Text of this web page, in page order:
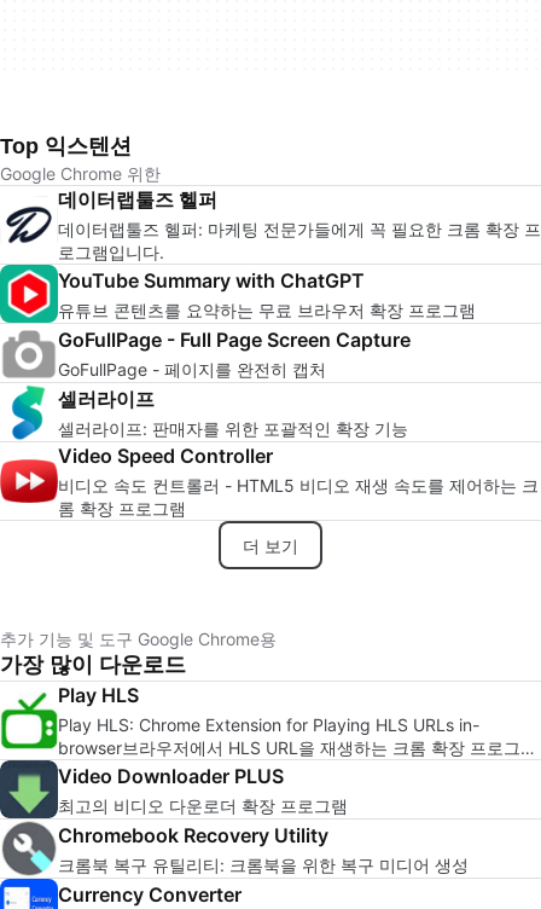
Top 익스텐션
Google Chrome 위한
데이터랩툴즈 헬퍼
데이터랩툴즈 헬퍼: 마케팅 전문가들에게 꼭 필요한 크롬 확장 프
로그램입니다.
YouTube Summary with ChatGPT
유튜브 콘텐츠를 요약하는 무료 브라우저 확장 프로그램
GoFullPage - Full Page Screen Capture
GoFullPage - 페이지를 완전히 캡처
셀러라이프
셀러라이프: 판매자를 위한 포괄적인 확장 기능
Video Speed Controller
비디오 속도 컨트롤러 - HTML5 비디오 재생 속도를 제어하는 크
롬 확장 프로그램
더 보기
추가 기능 및 도구 Google Chrome용
가장 많이 다운로드
Play HLS
Play HLS: Chrome Extension for Playing HLS URLs in-
browser브라우저에서 HLS URL을 재생하는 크롬 확장 프로그
램: Play HLS
Video Downloader PLUS
최고의 비디오 다운로더 확장 프로그램
Chromebook Recovery Utility
크롬북 복구 유틸리티: 크롬북을 위한 복구 미디어 생성
Currency Converter